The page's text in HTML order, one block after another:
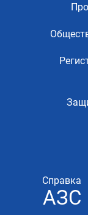
Справка
АЗС